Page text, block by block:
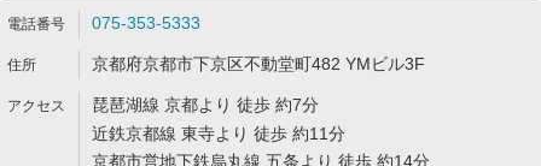
075-353-5333
京都府京都市下京区不動堂町482 YMビル3F
琵琶湖線 京都より 徒歩 約7分
近鉄京都線 東寺より 徒歩 約11分
京都市営地下鉄烏丸線 五条より 徒歩 約14分